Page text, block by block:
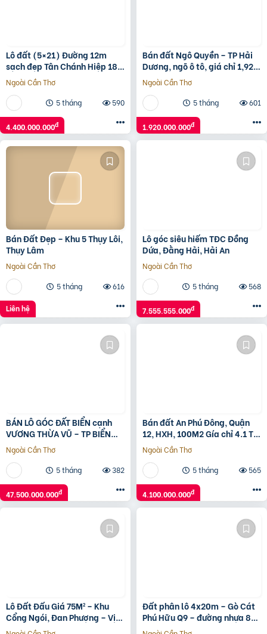
Lô đất (5×21) Đường 12m
sạch đẹp Tân Chánh Hiệp 18,
Quận 12, giá rẻ 4.4 tỷ
Ngoài Cần Thơ
5 tháng
590
4.400.000.000đ
Bán đất Ngô Quyền – TP Hải
Dương, ngõ ô tô, giá chỉ 1,92
tỷ cực tiềm năng
Ngoài Cần Thơ
5 tháng
601
1.920.000.000đ
Bán Đất Đẹp – Khu 5 Thụy Lôi,
Thụy Lâm
Ngoài Cần Thơ
5 tháng
616
Liên hệ
Lô góc siêu hiếm TĐC Đồng
Dứa, Đằng Hải, Hải An
Ngoài Cần Thơ
5 tháng
568
7.555.555.000đ
BÁN LÔ GÓC ĐẤT BIỂN cạnh
VƯƠNG THỪA VŨ – TP BIỂN
MIAMI CHÂU Á
Ngoài Cần Thơ
5 tháng
382
47.500.000.000đ
Bán đất An Phú Đông, Quận
12, HXH, 100M2 Gía chỉ 4.1 Tỷ
TL
Ngoài Cần Thơ
5 tháng
565
4.100.000.000đ
Lô Đất Đấu Giá 75M² – Khu
Cổng Ngói, Đan Phượng – Vị
Trí Siêu Đẹp, Giá Tốt!
Đất phân lô 4x20m – Gò Cát
Phú Hữu Q9 – đường nhựa 8m
có vỉa hè – giá 3,98 tỷ